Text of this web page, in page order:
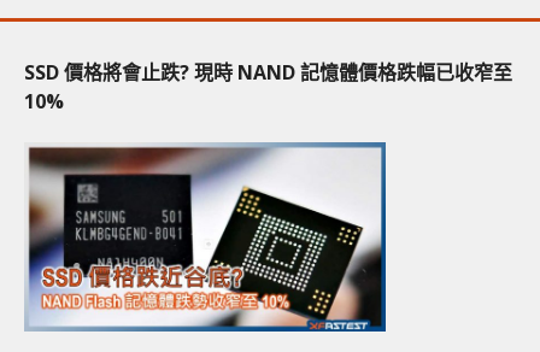
SSD 價格將會止跌? 現時 NAND 記憶體價格跌幅已收窄至
10%